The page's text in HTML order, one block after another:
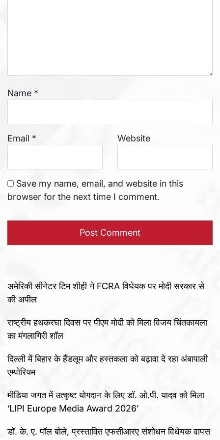
Name *
Email * Website
Save my name, email, and website in this
browser for the next time I comment.
अमेरिकी सीनेटर टिम शीही ने FCRA विधेयक पर मोदी सरकार से
की अपील
राष्ट्रीय हथकरघा दिवस पर पीएम मोदी को मिला विजय चिंतकायला
का मंगलागिरी शॉल
दिल्ली में बिहार के हैंडलूम और हस्तकला को बढ़ावा दे रहा अंबापाली
एम्पोरियम
मीडिया जगत में उत्कृष्ट योगदान के लिए डॉ. ओ.पी. यादव को मिला
‘LIPI Europe Media Award 2026’
डॉ. के. ए. पॉल बोले, प्रस्तावित एफसीआरए संशोधन विधेयक वापस